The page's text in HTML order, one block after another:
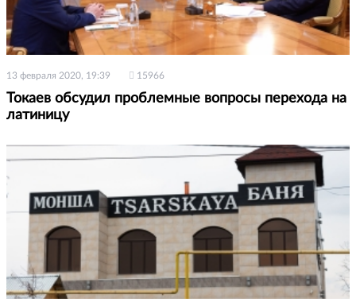
13 февраля 2020, 19:39 15966
Токаев обсудил проблемные вопросы перехода на
латиницу